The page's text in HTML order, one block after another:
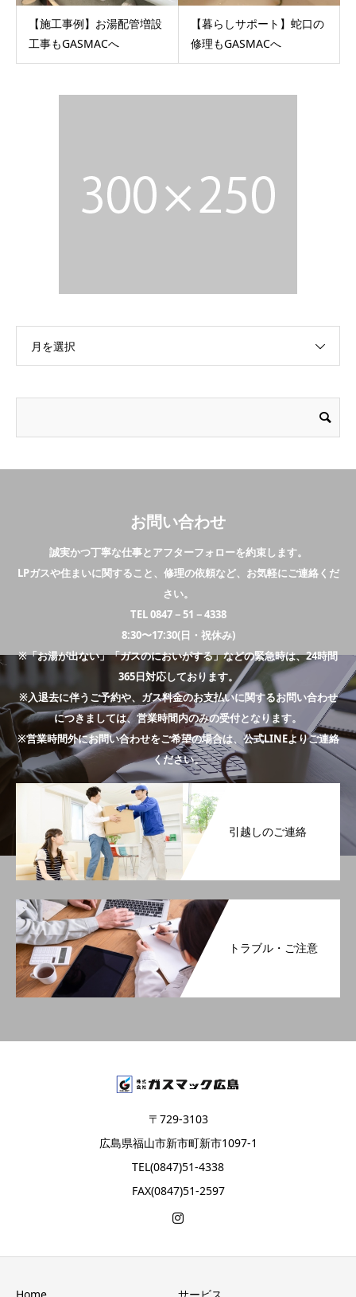
【施工事例】お湯配管増設
工事もGASMACへ
【暮らしサポート】蛇口の
修理もGASMACへ
月を選択
お問い合わせ
誠実かつ丁寧な仕事とアフターフォローを約束します。
LPガスや住まいに関すること、修理の依頼など、お気軽にご連絡くだ
さい。
TEL 0847－51－4338
8:30〜17:30(日・祝休み)
※「お湯が出ない」「ガスのにおいがする」などの緊急時は、24時間
365日対応しております。
※入退去に伴うご予約や、ガス料金のお支払いに関するお問い合わせ
につきましては、営業時間内のみの受付となります。
※営業時間外にお問い合わせをご希望の場合は、公式LINEよりご連絡
ください。
引越しのご連絡
トラブル・ご注意
〒729-3103
広島県福山市新市町新市1097-1
TEL(0847)51-4338
FAX(0847)51-2597